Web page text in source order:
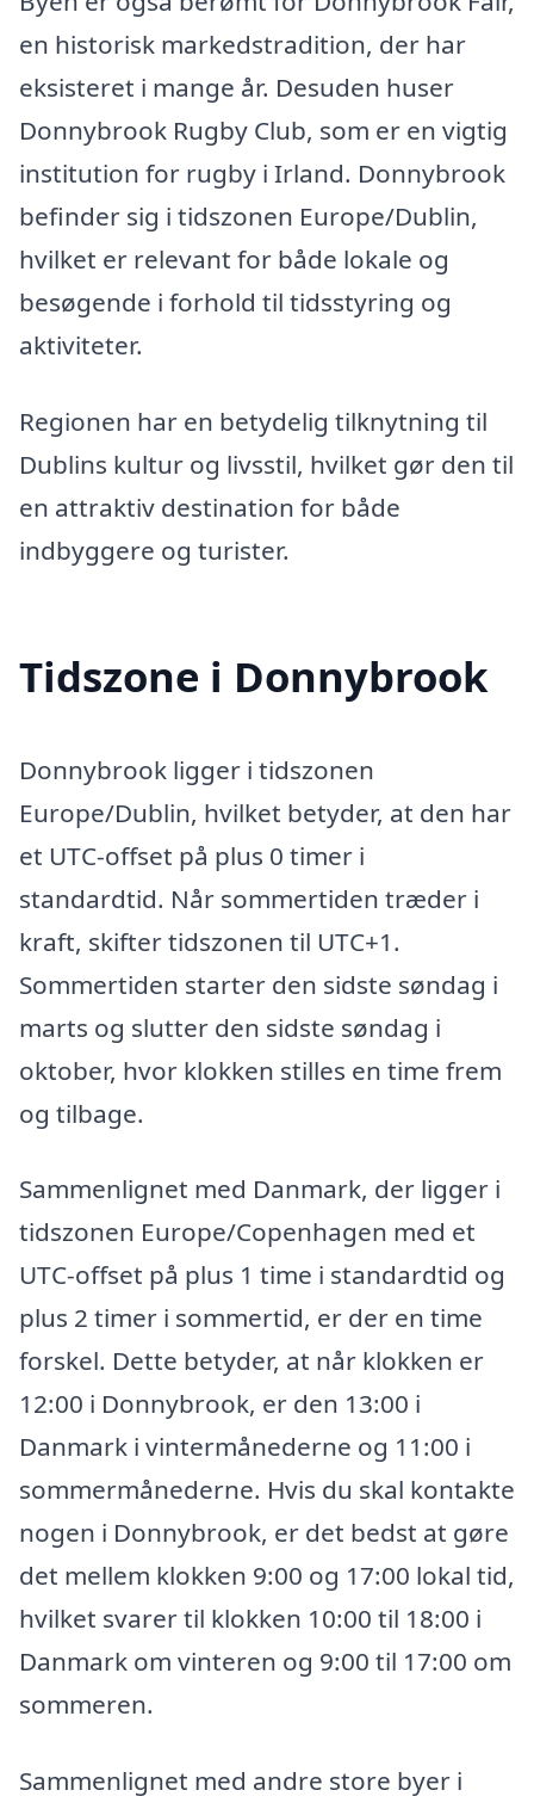
en historisk markedstradition, der har
eksisteret i mange år. Desuden huser
Donnybrook Rugby Club, som er en vigtig
institution for rugby i Irland. Donnybrook
befinder sig i tidszonen Europe/Dublin,
hvilket er relevant for både lokale og
besøgende i forhold til tidsstyring og
aktiviteter.
Regionen har en betydelig tilknytning til
Dublins kultur og livsstil, hvilket gør den til
en attraktiv destination for både
indbyggere og turister.
Tidszone i Donnybrook
Donnybrook ligger i tidszonen
Europe/Dublin, hvilket betyder, at den har
et UTC-offset på plus 0 timer i
standardtid. Når sommertiden træder i
kraft, skifter tidszonen til UTC+1.
Sommertiden starter den sidste søndag i
marts og slutter den sidste søndag i
oktober, hvor klokken stilles en time frem
og tilbage.
Sammenlignet med Danmark, der ligger i
tidszonen Europe/Copenhagen med et
UTC-offset på plus 1 time i standardtid og
plus 2 timer i sommertid, er der en time
forskel. Dette betyder, at når klokken er
12:00 i Donnybrook, er den 13:00 i
Danmark i vintermånederne og 11:00 i
sommermånederne. Hvis du skal kontakte
nogen i Donnybrook, er det bedst at gøre
det mellem klokken 9:00 og 17:00 lokal tid,
hvilket svarer til klokken 10:00 til 18:00 i
Danmark om vinteren og 9:00 til 17:00 om
sommeren.
Sammenlignet med andre store byer i